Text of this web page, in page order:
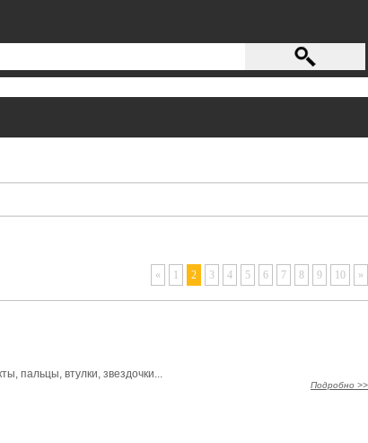
« 1 2 3 4 5 6 7 8 9 10 »
пальцы, втулки, звездочки...
Подробно >>